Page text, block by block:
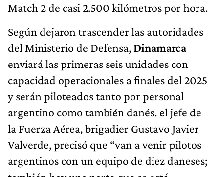
Match 2 de casi 2.500 kilómetros por hora.
Según dejaron trascender las autoridades
del Ministerio de Defensa, Dinamarca
enviará las primeras seis unidades con
capacidad operacionales a finales del 2025
y serán piloteados tanto por personal
argentino como también danés. el jefe de
la Fuerza Aérea, brigadier Gustavo Javier
Valverde, precisó que “van a venir pilotos
argentinos con un equipo de diez daneses;